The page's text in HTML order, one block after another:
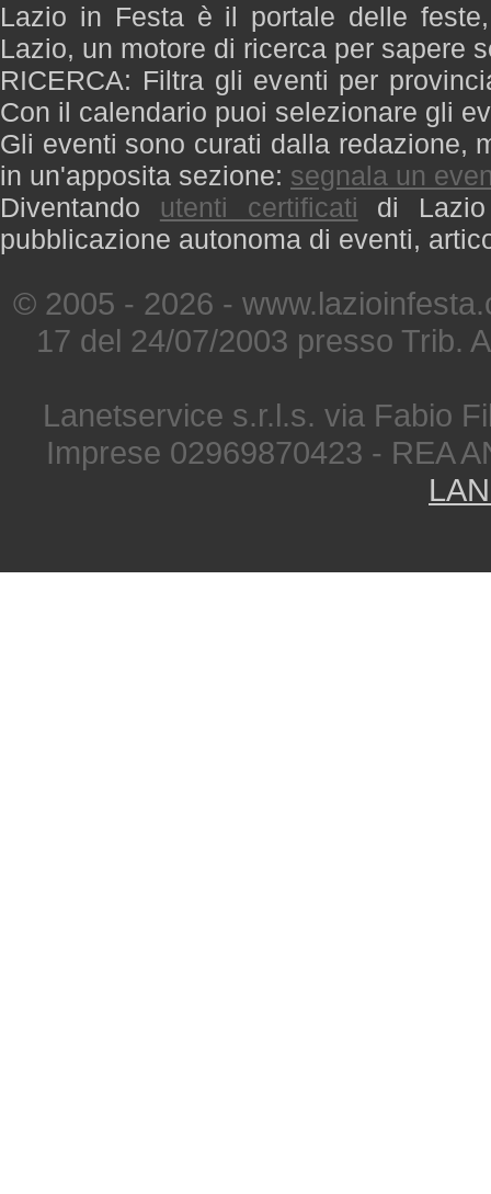
Lazio in Festa è il portale delle
Lazio, un motore di ricerca per sapere
RICERCA: Filtra gli eventi per
Con il calendario puoi selezionare gli
Gli eventi sono curati dalla redazione,
in un'apposita sezione: segnala un
Diventando utenti certificati di
pubblicazione autonoma di eventi,
© 2005 - 2026 -
17 del 24/07/2003 presso Trib.
Lanetservice s.r.l.s. via Fabio
Imprese 02969870423 - REA